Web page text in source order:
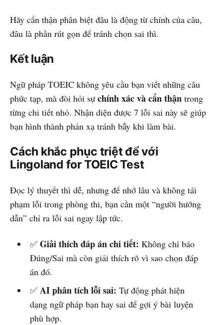
Hãy cẩn thận phân biệt đâu là động từ chính của câu,
đâu là phần rút gọn để tránh chọn sai thì.
Kết luận
Ngữ pháp TOEIC không yêu cầu bạn viết những câu
phức tạp, mà đòi hỏi sựchính xác và cẩn thận trong
từng chi tiết nhỏ. Nhận diện được 7 lỗi sai này sẽ giúp
bạn hình thành phản xạ tránh bẫy khi làm bài.
Cách khắc phục triệt để với
Lingoland for TOEIC Test
Đọc lý thuyết thì dễ, nhưng để nhớ lâu và không tái
phạm lỗi trong phòng thi, bạn cần một “người hướng
dẫn” chỉ ra lỗi sai ngay lập tức.
✅ Giải thích đáp án chi tiết: Không chỉ báo
Đúng/Sai mà còn giải thích rõ vì sao chọn đáp
án đó.
✅ AI phân tích lỗi sai: Tự động phát hiện
dạng ngữ pháp bạn hay sai để gợi ý bài luyện
phù hợp.